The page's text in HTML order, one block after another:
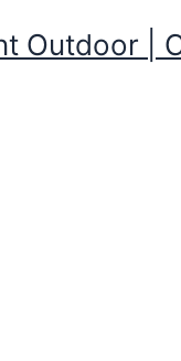
Outdoor |